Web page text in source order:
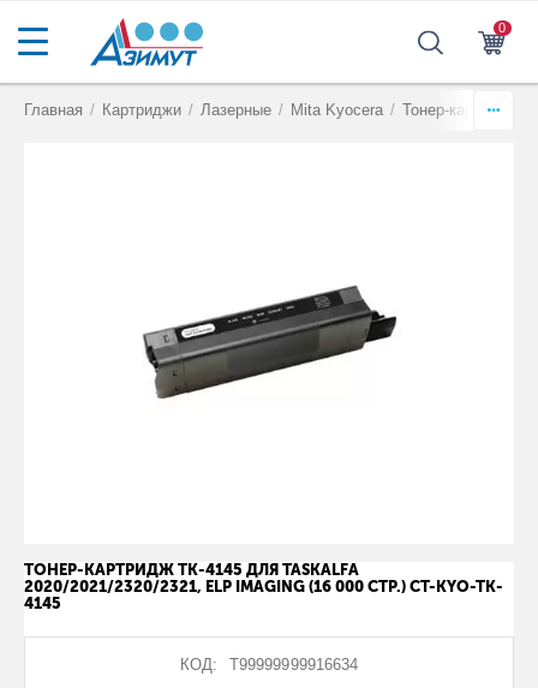
0
Главная / Картриджи / Лазерные / Mita Kyocera / Тонер-картриджи
ТОНЕР-КАРТРИДЖ TK-4145 ДЛЯ TASKALFA
2020/2021/2320/2321, ELP IMAGING (16 000 СТР.) CT-KYO-TK-
4145
КОД: Т99999999916634